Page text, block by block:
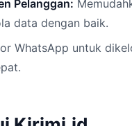
Pelanggan:
data dengan baik.
WhatsApp untuk